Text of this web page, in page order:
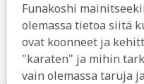
Funakoshi
olemassa tietoa siitä
ovat koonneet ja
"karaten" ja mihin
vain olemassa taruja